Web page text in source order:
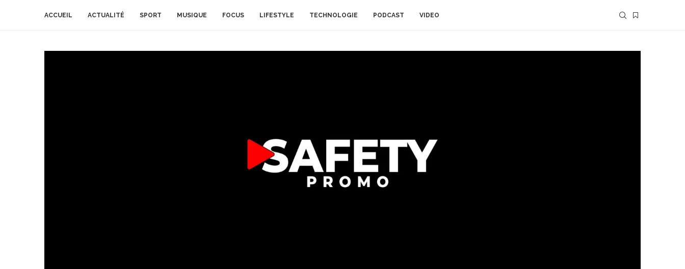
ACCUEIL ACTUALITÉ SPORT MUSIQUE FOCUS LIFESTYLE TECHNOLOGIE PODCAST VIDEO